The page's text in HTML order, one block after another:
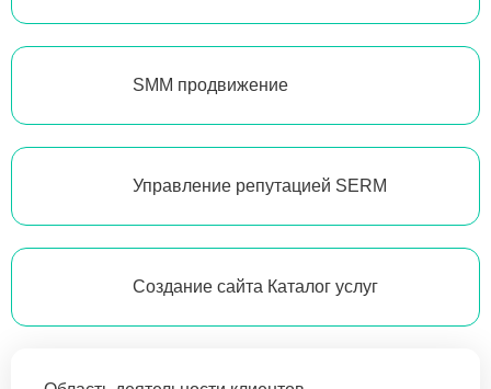
SMM продвижение
Управление репутацией SERM
Создание сайта Каталог услуг